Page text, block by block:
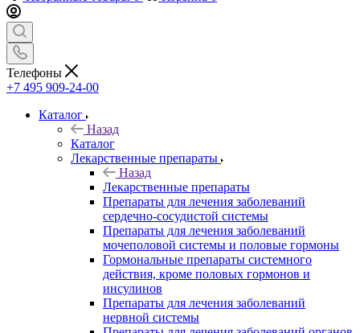
Телефоны
+7 495 909-24-00
Каталог
Назад
Каталог
Лекарственные препараты
Назад
Лекарственные препараты
Препараты для лечения заболеваний
сердечно-сосудистой системы
Препараты для лечения заболеваний
мочеполовой системы и половые гормоны
Гормональные препараты системного
действия, кроме половых гормонов и
инсулинов
Препараты для лечения заболеваний
нервной системы